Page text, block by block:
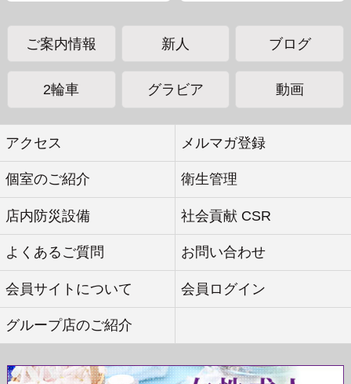
ご案内情報 新人 ブログ
2輪車 グラビア 動画
アクセス メルマガ登録
個室のご紹介 衛生管理
店内防災設備 社会貢献 CSR
よくあるご質問 お問い合わせ
会員サイトについて 会員ログイン
グループ店のご紹介